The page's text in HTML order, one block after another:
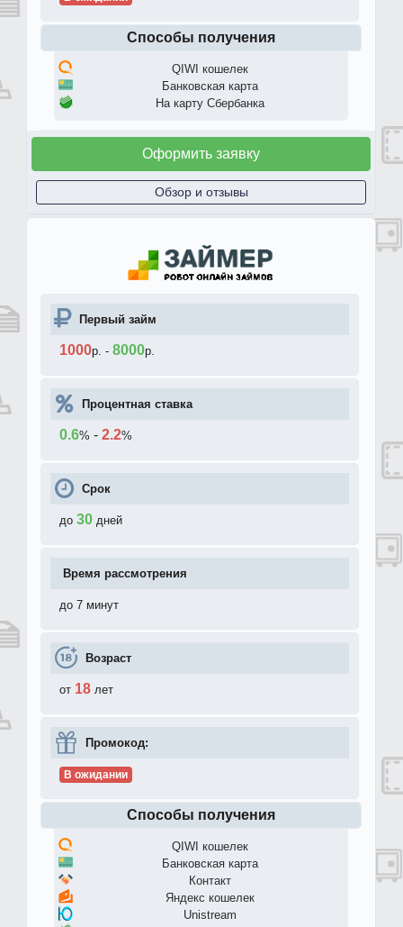
Способы получения
QIWI кошелек
Банковская карта
На карту Сбербанка
Оформить заявку
Обзор и отзывы
Первый займ
1000р. - 8000р.
Процентная ставка
0.6% - 2.2%
Срок
до 30 дней
Время рассмотрения
до 7 минут
Возраст
от 18 лет
Промокод:
В ожидании
Способы получения
QIWI кошелек
Банковская карта
Контакт
Яндекс кошелек
Unistream